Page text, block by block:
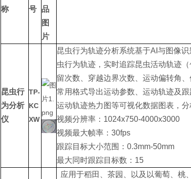
称
号 品
图
片
昆虫行
为分析
仪
TP-
KC
XW
昆虫行为轨迹分析系统基于AI与图像
虫行为轨迹，实时追踪昆虫活动轨迹
留次数、穿越边界次数、运动偏转角
常用格式导出运动参数、运动轨迹及
运动轨迹热力图等可视化数据图表，
视频分辨率：1024x750-4000x3000
视频最大帧率：30fps
跟踪目标大小范围：0.3mm-50mm
最大同时跟踪目标数：15
应用于稻田、茶园、以及以葡萄、桃